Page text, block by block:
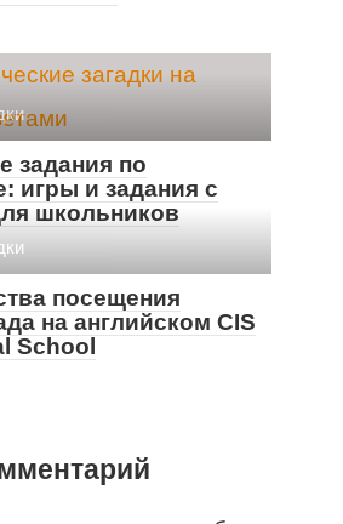
задания по
игры и задания с
школьников
посещения
на английском CIS
School